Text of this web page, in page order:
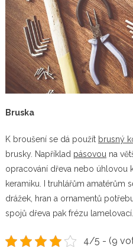
Bruska
K broušení se dá použít brusný
brusky. Například pásovou na
opracování dřeva nebo úhlovou
keramiku. I truhlářům amatérům
drážek, hran a ornamentů
spojů dřeva pak frézu lamelovací.
4/5 - (9